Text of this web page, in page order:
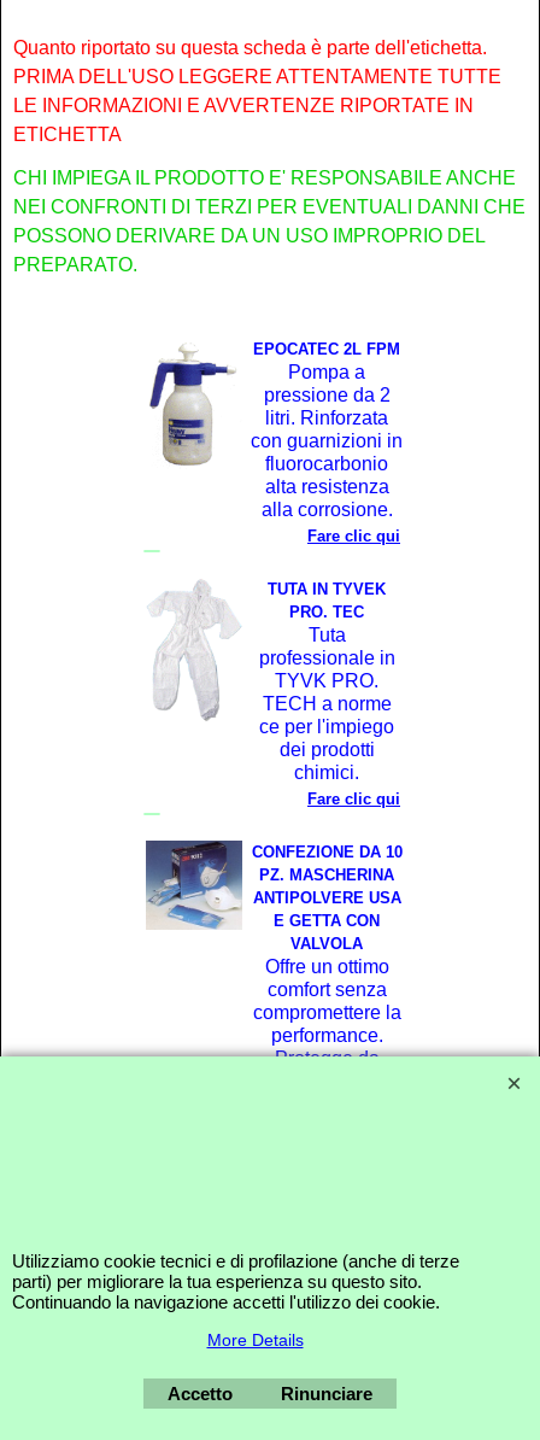
Quanto riportato su questa scheda è parte dell'etichetta.
PRIMA DELL'USO LEGGERE ATTENTAMENTE TUTTE
LE INFORMAZIONI E AVVERTENZE RIPORTATE IN
ETICHETTA
CHI IMPIEGA IL PRODOTTO E' RESPONSABILE ANCHE
NEI CONFRONTI DI TERZI PER EVENTUALI DANNI CHE
POSSONO DERIVARE DA UN USO IMPROPRIO DEL
PREPARATO.
EPOCATEC 2L FPM
Pompa a
pressione da 2
litri. Rinforzata
con guarnizioni in
fluorocarbonio
alta resistenza
alla corrosione.
Fare clic qui
TUTA IN TYVEK
PRO. TEC
Tuta
professionale in
TYVK PRO.
TECH a norme
ce per l'impiego
dei prodotti
chimici.
Fare clic qui
CONFEZIONE DA 10
PZ. MASCHERINA
ANTIPOLVERE USA
E GETTA CON
VALVOLA
Offre un ottimo
comfort senza
compromettere la
performance.
Protegge da
Fare clic qui
© CHIMISISTEM DI CONTI MAURO - VIA VAL GRANA 33 - 00141 ROMA -
Utilizziamo cookie tecnici e di profilazione (anche di terze
parti) per migliorare la tua esperienza su questo sito.
Continuando la navigazione accetti l'utilizzo dei cookie.
More Details
Accetto Rinunciare